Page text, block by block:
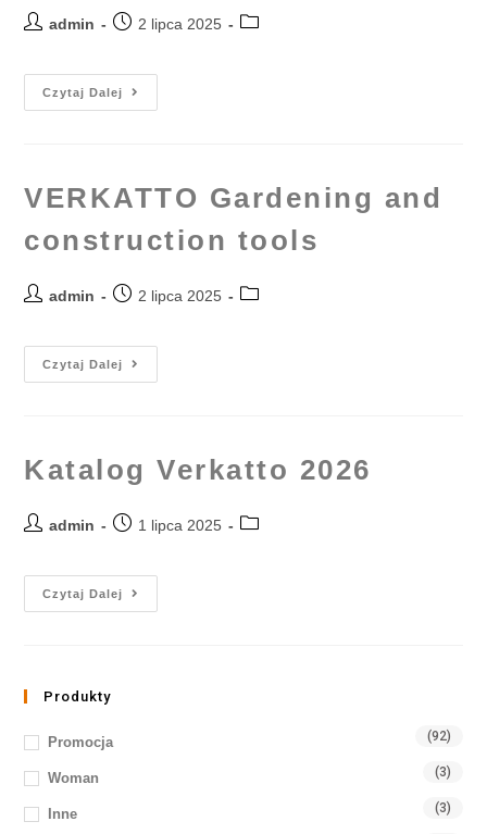
admin 2 lipca 2025
Czytaj Dalej
VERKATTO Gardening and
construction tools
admin 2 lipca 2025
Czytaj Dalej
Katalog Verkatto 2026
admin 1 lipca 2025
Czytaj Dalej
Produkty
Promocja (92)
Woman (3)
Inne (3)